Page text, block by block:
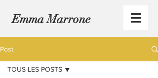
Emma Marrone
Post
TOUS LES POSTS